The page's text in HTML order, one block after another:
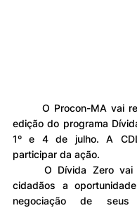
edição do programa
1º e 4 de julho. A
participar da ação.
cidadãos a
negociação de